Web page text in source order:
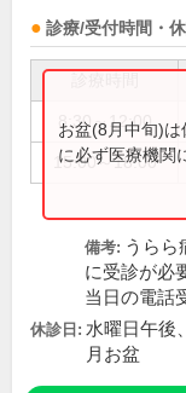
診療/受付時間・
8:30～12:00
15:00～18:00
お盆(8月中旬)
に必ず医療機関
備考: うらら
に受診が必
当日の電話
休診日: 水曜日午後
月お盆